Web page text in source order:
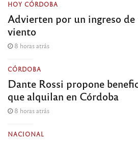
HOY CÓRDOBA
Advierten por un ingreso
viento
8 horas atrás
CÓRDOBA
Dante Rossi propone
que alquilan en Córdoba
8 horas atrás
NACIONAL